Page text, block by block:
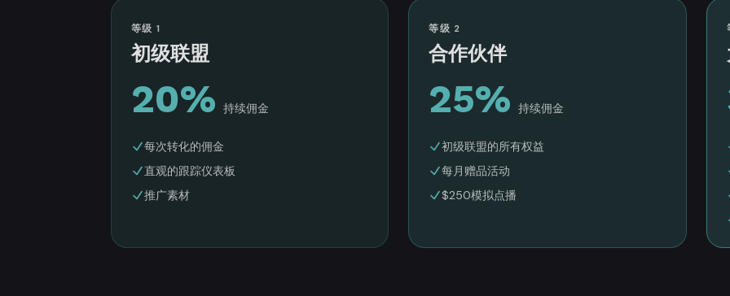
等级 1
初级联盟
20% 持续佣金
每次转化的佣金
直观的跟踪仪表板
推广素材
等级 2
合作伙伴
25% 持续佣金
初级联盟的所有权益
每月赠品活动
$250模拟点播